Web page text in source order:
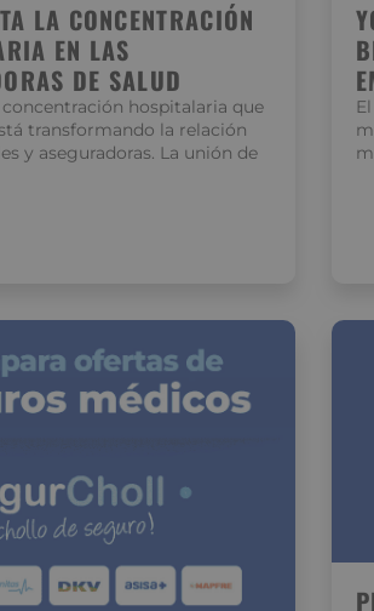
LA CONCENTRACIÓN
EN LAS
DE SALUD
concentración hospitalaria que
transformando la relación
y aseguradoras. La unión de